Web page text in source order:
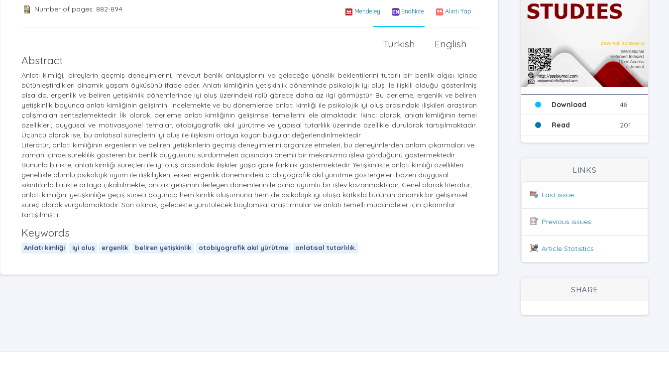
Number of pages: 882-894
Mendeley EndNote Alıntı Yap
English
Turkish
Abstract
Anlatı kimliği, bireylerin geçmiş deneyimlerini, mevcut benlik anlayışlarını ve geleceğe yönelik beklentilerini tutarlı bir benlik algısı içinde
bütünleştirdikleri dinamik yaşam öyküsünü ifade eder. Anlatı kimliğinin yetişkinlik döneminde psikolojik iyi oluş ile ilişkili olduğu gösterilmiş
olsa da, ergenlik ve beliren yetişkinlik dönemlerinde iyi oluş üzerindeki rolü görece daha az ilgi görmüştür. Bu derleme, ergenlik ve beliren
yetişkinlik boyunca anlatı kimliğinin gelişimini incelemekte ve bu dönemlerde anlatı kimliği ile psikolojik iyi oluş arasındaki ilişkileri araştıran
çalışmaları sentezlemektedir. İlk olarak, derleme anlatı kimliğinin gelişimsel temellerini ele almaktadır. İkinci olarak, anlatı kimliğinin temel
özellikleri; duygusal ve motivasyonel temalar, otobiyografik akıl yürütme ve yapısal tutarlılık üzerinde özellikle durularak tartışılmaktadır.
Üçüncü olarak ise, bu anlatısal süreçlerin iyi oluş ile ilişkisini ortaya koyan bulgular değerlendirilmektedir.
Literatür, anlatı kimliğinin ergenlerin ve beliren yetişkinlerin geçmiş deneyimlerini organize etmeleri, bu deneyimlerden anlam çıkarmaları ve
zaman içinde süreklilik gösteren bir benlik duygusunu sürdürmeleri açısından önemli bir mekanizma işlevi gördüğünü göstermektedir.
Bununla birlikte, anlatı kimliği süreçleri ile iyi oluş arasındaki ilişkiler yaşa göre farklılık göstermektedir. Yetişkinlikte anlatı kimliği özellikleri
genellikle olumlu psikolojik uyum ile ilişkiliyken, erken ergenlik dönemindeki otobiyografik akıl yürütme göstergeleri bazen duygusal
sıkıntılarla birlikte ortaya çıkabilmekte, ancak gelişimin ilerleyen dönemlerinde daha uyumlu bir işlev kazanmaktadır. Genel olarak literatür,
anlatı kimliğini yetişkinliğe geçiş süreci boyunca hem kimlik oluşumuna hem de psikolojik iyi oluşa katkıda bulunan dinamik bir gelişimsel
süreç olarak vurgulamaktadır. Son olarak, gelecekte yürütülecek boylamsal araştırmalar ve anlatı temelli müdahaleler için çıkarımlar
tartışılmıştır.
Keywords
Anlatı kimliği iyi oluş ergenlik beliren yetişkinlik otobiyografik akıl yürütme anlatısal tutarlılık.
Download 48
Read 201
LINKS
Last issue
Previous issues
Article Statistics
SHARE